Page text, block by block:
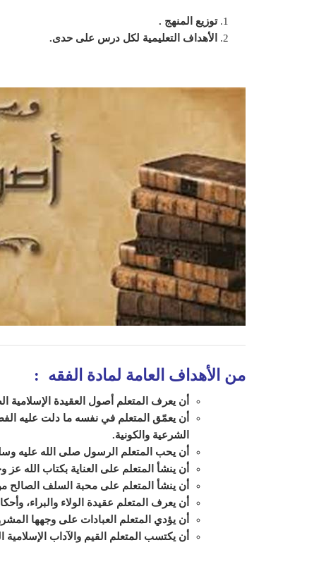
توزيع المنهج .
الأهداف التعليمية لكل درس على حدى.
من الأهداف العامة لمادة الفقه :
أن يعرف المتعلم أصول العقيدة
أن يعمّق المتعلم في نفسه ما دلت عليه
الشرعية والكونية.
أن يحب المتعلم الرسول صلى الله عليه
أن ينشأ المتعلم على العناية بكتاب الله
أن ينشأ المتعلم على محبة السلف الصالح
أن يعرف المتعلم عقيدة الولاء والبراء،
أن يؤدي المتعلم العبادات على وجهها
أن يكتسب المتعلم القيم والآداب